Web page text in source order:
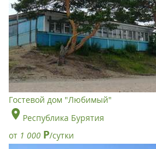
Гостевой дом "Любимый"
Республика Бурятия
от 1 000 Р/сутки